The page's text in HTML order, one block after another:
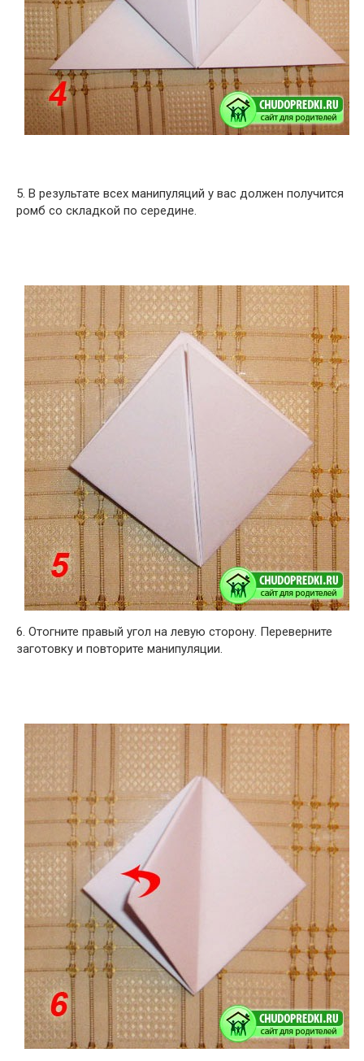
5. В результате всех манипуляций у вас должен получится
ромб со складкой по середине.
6. Отогните правый угол на левую сторону. Переверните
заготовку и повторите манипуляции.